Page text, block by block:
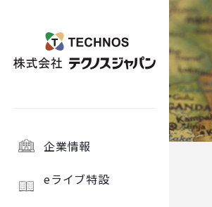
企業情報
eライブ特設